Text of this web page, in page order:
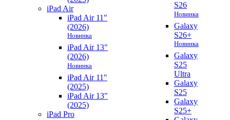
iPad Air
iPad Air 11"
(2026)
Новинка
iPad Air 13"
(2026)
Новинка
iPad Air 11"
(2025)
iPad Air 13"
(2025)
iPad Pro
S26
Новинка
Galaxy
S26+
Новинка
Galaxy
S25
Ultra
Galaxy
S25
Galaxy
S25+